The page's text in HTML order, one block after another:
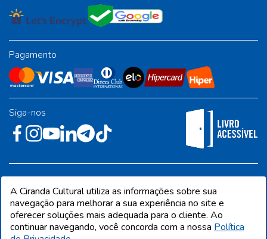
Pagamento
Siga-nos
Industrial - Jandira/SP - CEP 06612-001
A Ciranda Cultural utiliza as informações sobre sua
navegação para melhorar a sua experiência no site e
oferecer soluções mais adequada para o cliente. Ao
continuar navegando, você concorda com a nossa Política